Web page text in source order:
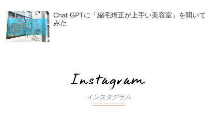
Chat GPTに「縮毛矯正が上手い美容室」を聞いて
みた
インスタグラム